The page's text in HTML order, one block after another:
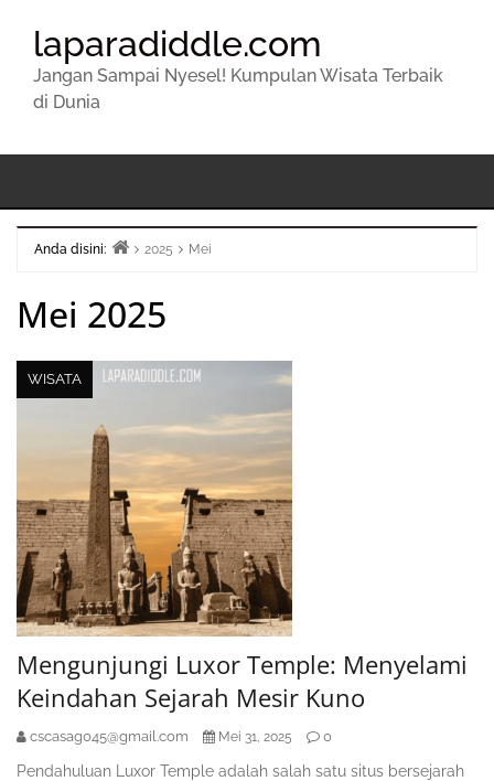
laparadiddle.com
Jangan Sampai Nyesel! Kumpulan Wisata Terbaik
di Dunia
Anda disini:
2025 Mei
Mei 2025
WISATA
Mengunjungi Luxor Temple: Menyelami
Keindahan Sejarah Mesir Kuno
cscasag045@gmail.com Mei 31, 2025 0
Pendahuluan Luxor Temple adalah salah satu situs bersejarah